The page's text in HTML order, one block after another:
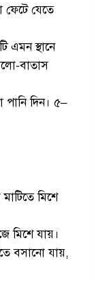
ফেটে যেতে
এমন স্থানে
বাতাস
পানি দিন। ৫–
মিশে
মিশে যায়।
বসানো যায়,